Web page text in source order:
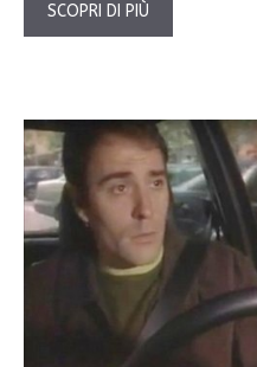
SCOPRI DI PIÙ